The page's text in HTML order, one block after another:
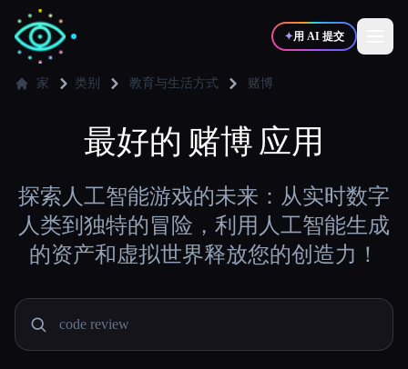
✦用 AI 提交
写作者 🎨设计师
💻开发者 📈营销
🎓学生 🎬创作者
博客
家 类别 教育与生活方式 赌博
最好的 赌博应用
探索人工智能游戏的未来：从实时数字
人类到独特的冒险，利用人工智能生成
的资产和虚拟世界释放您的创造力！